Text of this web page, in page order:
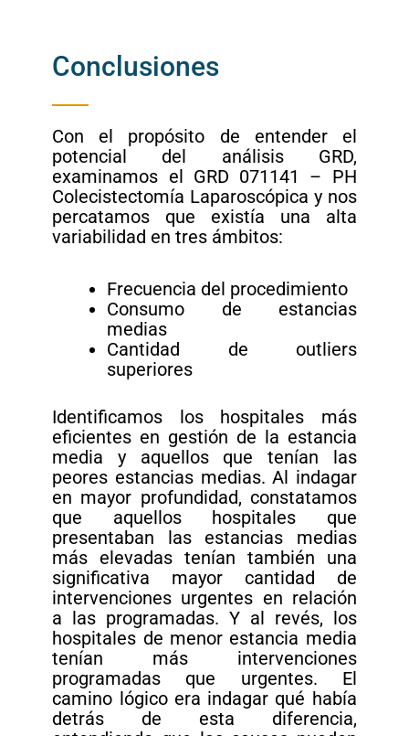
Conclusiones
Con el propósito de entender el
potencial del análisis GRD,
examinamos el GRD 071141 – PH
Colecistectomía Laparoscópica y nos
percatamos que existía una alta
variabilidad en tres ámbitos:
Frecuencia del procedimiento
Consumo de estancias
medias
Cantidad de outliers
superiores
Identificamos los hospitales más
eficientes en gestión de la estancia
media y aquellos que tenían las
peores estancias medias. Al indagar
en mayor profundidad, constatamos
que aquellos hospitales que
presentaban las estancias medias
más elevadas tenían también una
significativa mayor cantidad de
intervenciones urgentes en relación
a las programadas. Y al revés, los
hospitales de menor estancia media
tenían más intervenciones
programadas que urgentes. El
camino lógico era indagar qué había
detrás de esta diferencia,